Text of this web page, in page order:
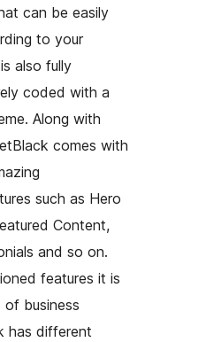
can be easily
to your
also fully
coded with a
Along with
comes with
such as Hero
Content,
and so on.
features it is
business
has different